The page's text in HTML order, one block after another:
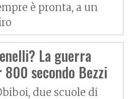
è pronta, a un
La guerra
secondo Bezzi
due scuole di